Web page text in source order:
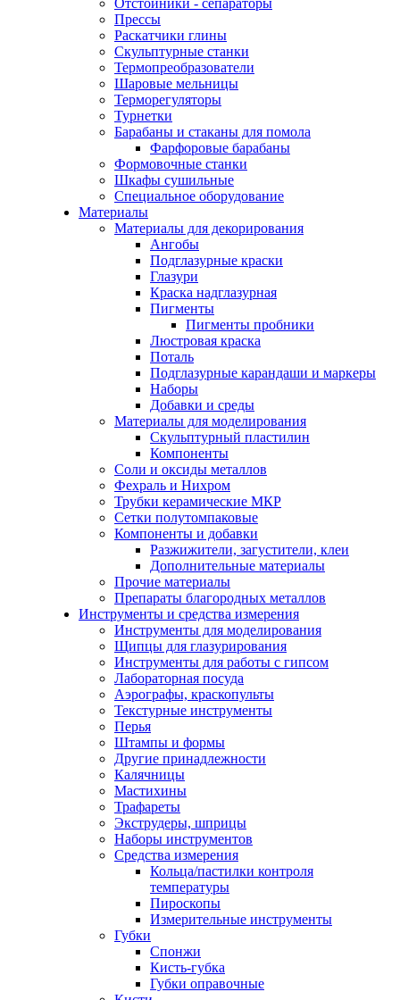
Отстойники - сепараторы
Прессы
Раскатчики глины
Скульптурные станки
Термопреобразователи
Шаровые мельницы
Терморегуляторы
Турнетки
Барабаны и стаканы для помола
Фарфоровые барабаны
Формовочные станки
Шкафы сушильные
Специальное оборудование
Материалы
Материалы для декорирования
Ангобы
Подглазурные краски
Глазури
Краска надглазурная
Пигменты
Пигменты пробники
Люстровая краска
Поталь
Подглазурные карандаши и маркеры
Наборы
Добавки и среды
Материалы для моделирования
Скульптурный пластилин
Компоненты
Соли и оксиды металлов
Фехраль и Нихром
Трубки керамические МКР
Сетки полутомпаковые
Компоненты и добавки
Разжижители, загустители, клеи
Дополнительные материалы
Прочие материалы
Препараты благородных металлов
Инструменты и средства измерения
Инструменты для моделирования
Щипцы для глазурирования
Инструменты для работы с гипсом
Лабораторная посуда
Аэрографы, краскопульты
Текстурные инструменты
Перья
Штампы и формы
Другие принадлежности
Калячницы
Мастихины
Трафареты
Экструдеры, шприцы
Наборы инструментов
Средства измерения
Кольца/пастилки контроля
температуры
Пироскопы
Измерительные инструменты
Губки
Спонжи
Кисть-губка
Губки оправочные